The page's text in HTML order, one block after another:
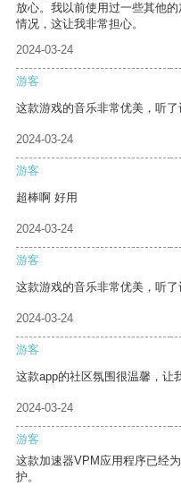
放心。我以前使用过一些其他
情况，这让我非常担心。
2024-03-24
游客
这款游戏的音乐非常优美，听了
2024-03-24
游客
超棒啊 好用
2024-03-24
游客
这款游戏的音乐非常优美，听了
2024-03-24
游客
这款app的社区氛围很温馨，让
2024-03-24
游客
这款加速器VPM应用程序已经
护。